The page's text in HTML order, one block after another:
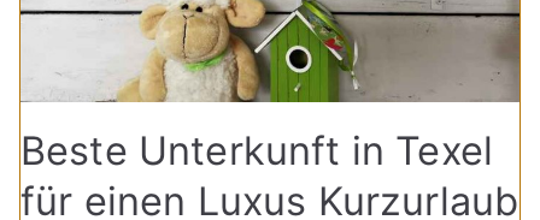
Beste Unterkunft in Texel
für einen Luxus Kurzurlaub